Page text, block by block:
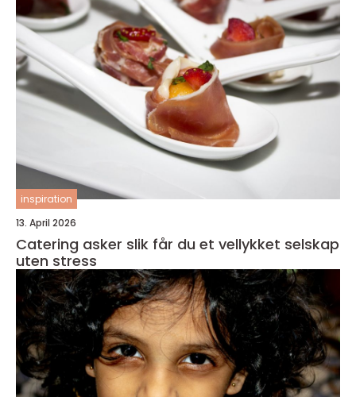
inspiration
13. April 2026
Catering asker slik får du et vellykket selskap
uten stress